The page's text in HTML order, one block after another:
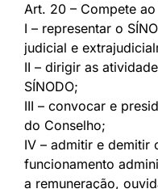
Art. 20 – Compete
I – representar o
judicial e
II – dirigir as
SÍNODO;
III – convocar e
do Conselho;
IV – admitir e demitir
funcionamento
a remuneração,